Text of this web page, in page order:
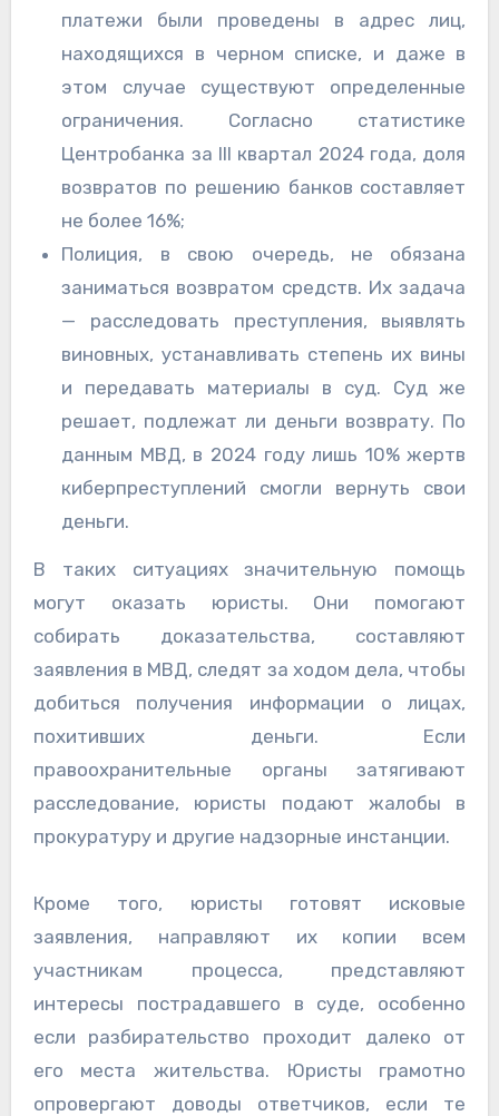
платежи были проведены в адрес лиц,
находящихся в черном списке, и даже в
этом случае существуют определенные
ограничения. Согласно статистике
Центробанка за III квартал 2024 года, доля
возвратов по решению банков составляет
не более 16%;
Полиция, в свою очередь, не обязана
заниматься возвратом средств. Их задача
— расследовать преступления, выявлять
виновных, устанавливать степень их вины
и передавать материалы в суд. Суд же
решает, подлежат ли деньги возврату. По
данным МВД, в 2024 году лишь 10% жертв
киберпреступлений смогли вернуть свои
деньги.
В таких ситуациях значительную помощь
могут оказать юристы. Они помогают
собирать доказательства, составляют
заявления в МВД, следят за ходом дела, чтобы
добиться получения информации о лицах,
похитивших деньги. Если
правоохранительные органы затягивают
расследование, юристы подают жалобы в
прокуратуру и другие надзорные инстанции.
Кроме того, юристы готовят исковые
заявления, направляют их копии всем
участникам процесса, представляют
интересы пострадавшего в суде, особенно
если разбирательство проходит далеко от
его места жительства. Юристы грамотно
опровергают доводы ответчиков, если те